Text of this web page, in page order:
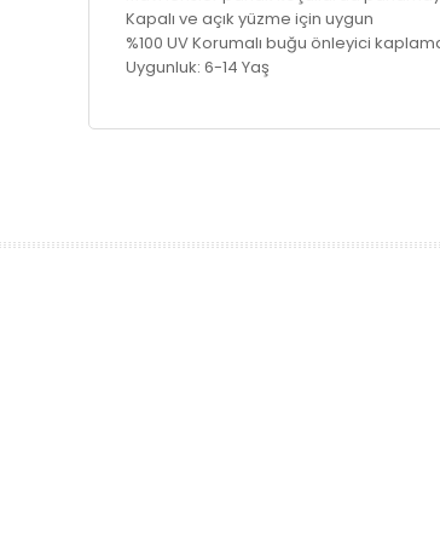
Kapalı ve açık yüzme için uygun
%100 UV Korumalı buğu önleyici
Uygunluk: 6-14 Yaş